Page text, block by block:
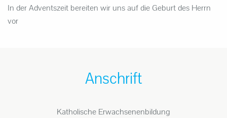
In der Adventszeit bereiten wir uns auf die Geburt des Herrn
vor
Anschrift
Katholische Erwachsenenbildung